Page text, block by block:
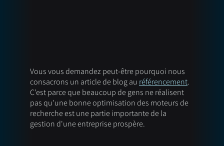
Vous vous demandez peut-être pourquoi nous
consacrons un article de blog au référencement.
C'est parce que beaucoup de gens ne réalisent
pas qu'une bonne optimisation des moteurs de
recherche est une partie importante de la
gestion d'une entreprise prospère.